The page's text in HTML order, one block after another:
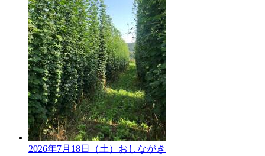
2026年7月18日（土）おしながき